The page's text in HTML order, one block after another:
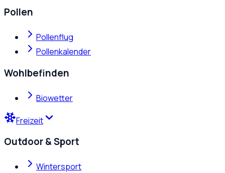
Pollen
Pollenflug
Pollenkalender
Wohlbefinden
Biowetter
Freizeit
Outdoor & Sport
Wintersport